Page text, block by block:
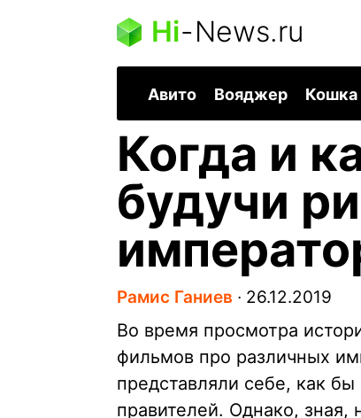
Hi-News.ru
Авито Вояджер Кошка
Когда и
будучи
Рамис Ганиев ∙ 26.12.2019
Во время просмотра
фильмов про различных
представляли себе, как
правителей. Однако, зная,